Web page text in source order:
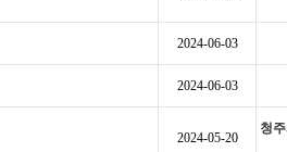
2024-06-03
2024-06-03
2024-05-20
청